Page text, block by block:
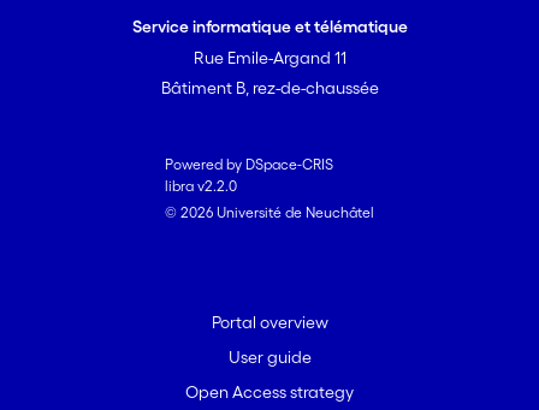
Service informatique et télématique
Rue Emile-Argand 11
Bâtiment B, rez-de-chaussée
Powered by DSpace-CRIS
libra v2.2.0
© 2026 Université de Neuchâtel
Portal overview
User guide
Open Access strategy